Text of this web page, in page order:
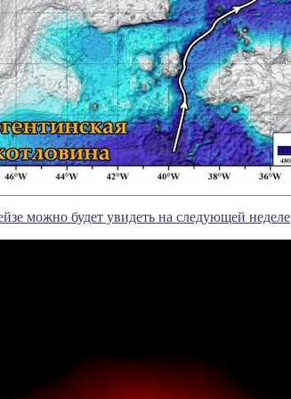
можно будет увидеть на следующей неделе